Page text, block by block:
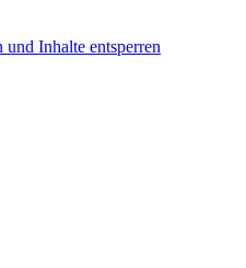
Inhalte entsperren